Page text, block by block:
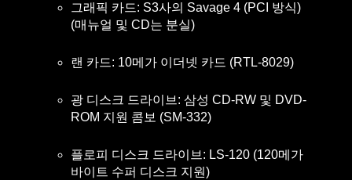
그래픽 카드: S3사의 Savage 4 (PCI 방식)
(매뉴얼 및 CD는 분실)
랜 카드: 10메가 이더넷 카드 (RTL-8029)
광 디스크 드라이브: 삼성 CD-RW 및 DVD-
ROM 지원 콤보 (SM-332)
플로피 디스크 드라이브: LS-120 (120메가
바이트 수퍼 디스크 지원)